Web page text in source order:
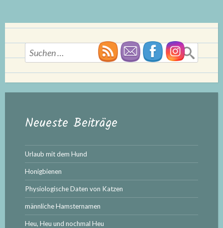
Suchen
nach:
Neueste Beiträge
Urlaub mit dem Hund
Honigbienen
Physiologische Daten von Katzen
männliche Hamsternamen
Heu, Heu und nochmal Heu